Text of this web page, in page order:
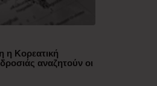
η Κορεατική
αναζητούν οι